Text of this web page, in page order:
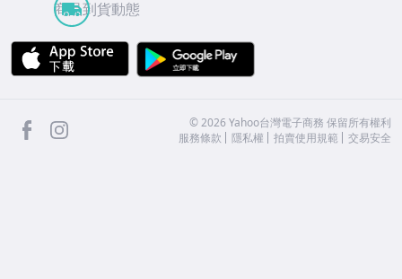
商品到貨動態
APP Store
facebook ©2026 Yahoo台灣電子商務 保留所有權利
服務條款
隱私權 拍賣使用規範 交易安全